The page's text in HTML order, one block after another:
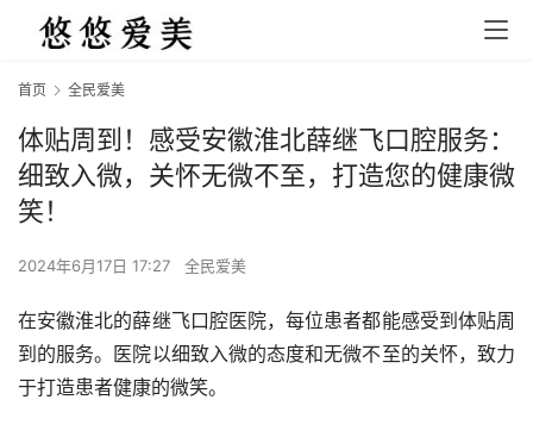
首页 全民爱美
体贴周到！感受安徽淮北薛继飞口腔服务：
细致入微，关怀无微不至，打造您的健康微
笑！
2024年6月17日 17:27 全民爱美
在安徽淮北的薛继飞口腔医院，每位患者都能感受到体贴周
到的服务。医院以细致入微的态度和无微不至的关怀，致力
于打造患者健康的微笑。